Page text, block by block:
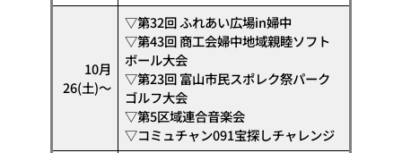
10月
26(土)〜
▽第32回 ふれあい広場in婦中
▽第43回 商工会婦中地域親睦ソフト
ボール大会
▽第23回 富山市民スポレク祭パーク
ゴルフ大会
▽第5区域連合音楽会
▽コミュチャン091宝探しチャレンジ